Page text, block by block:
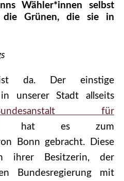
Wähler*innen selbst
Grünen, die sie in
ist da. Der einstige
in unserer Stadt allseits
für
hat es zum
Bonn gebracht. Diese
ihrer Besitzerin, der
Bundesregierung mit